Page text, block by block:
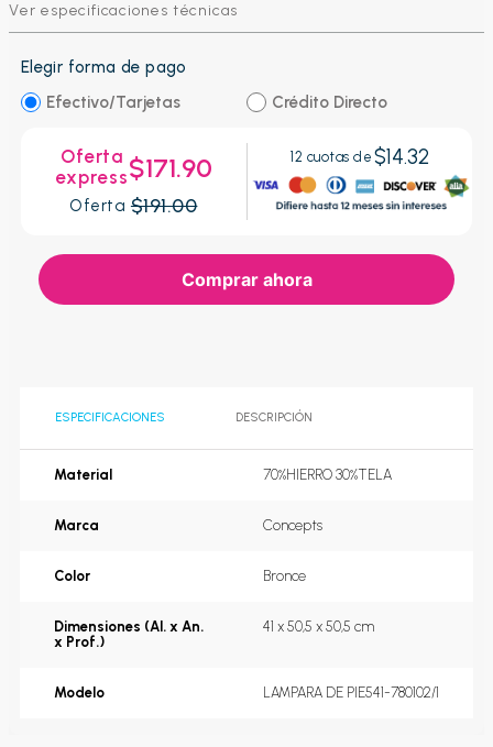
Ver especificaciones técnicas
Elegir forma de pago
Efectivo/Tarjetas
Crédito Directo
Oferta
express$171.90
Oferta$191.00
12 cuotas de $14.32
Comprar ahora
ESPECIFICACIONES DESCRIPCIÓN
Material 70%HIERRO 30%TELA
Marca Concepts
Color Bronce
Dimensiones (Al. x An.
x Prof.)
41 x 50,5 x 50,5 cm
Modelo LAMPARA DE PIE541-780102/1